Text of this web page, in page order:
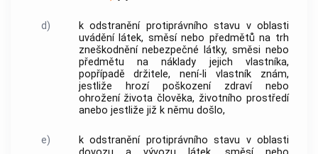
d)
k odstranění protiprávního stavu v oblasti
uvádění látek, směsí nebo předmětů na trh
zneškodnění nebezpečné látky, směsi nebo
předmětu na náklady jejich vlastníka,
popřípadě držitele, není-li vlastník znám,
jestliže hrozí poškození zdraví nebo
ohrožení života člověka, životního prostředí
anebo jestliže již k němu došlo,
e)
k odstranění protiprávního stavu v oblasti